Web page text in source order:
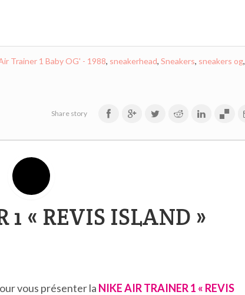
Trainer 1 Baby OG' - 1988, sneakerhead, Sneakers, sneakers og,
Share story
« REVIS ISLAND »
vous présenter la NIKE AIR TRAINER 1 « REVIS